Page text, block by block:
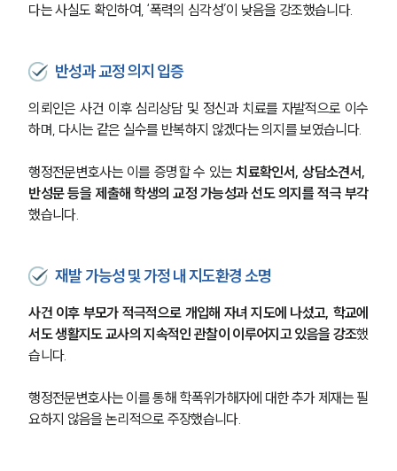
다는 사실도 확인하여, ‘폭력의 심각성’이 낮음을 강조했습니다.
반성과 교정 의지 입증
의뢰인은 사건 이후 심리상담 및 정신과 치료를 자발적으로 이수
하며, 다시는 같은 실수를 반복하지 않겠다는 의지를 보였습니다.
행정전문변호사는 이를 증명할 수 있는 치료확인서, 상담소견서,
반성문 등을 제출해 학생의 교정 가능성과 선도 의지를 적극 부각
했습니다.
재발 가능성 및 가정 내 지도환경 소명
사건 이후 부모가 적극적으로 개입해 자녀 지도에 나섰고, 학교에
서도 생활지도 교사의 지속적인 관찰이 이루어지고 있음을 강조했
습니다.
행정전문변호사는 이를 통해 학폭위가해자에 대한 추가 제재는 필
요하지 않음을 논리적으로 주장했습니다.